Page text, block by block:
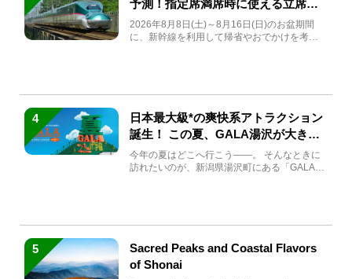
予測！指定席満席時に使える立席特
急券も解説
2026年8月8日(土)～8月16日(日)のお盆期間
に、新幹線を利用して帰省やおでかけを考え
4
日本最大級*の爽快系アトラクション
誕生！ この夏、GALA湯沢が大きく
生まれ変わる
今年の夏はどこへ行こう――。 そんなときに
訪れたいのが、新潟県湯沢町にある「GALA湯
5
Sacred Peaks and Coastal Flavors
of Shonai